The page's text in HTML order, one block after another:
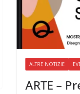
ALTRE NOTIZIE
ARTE –